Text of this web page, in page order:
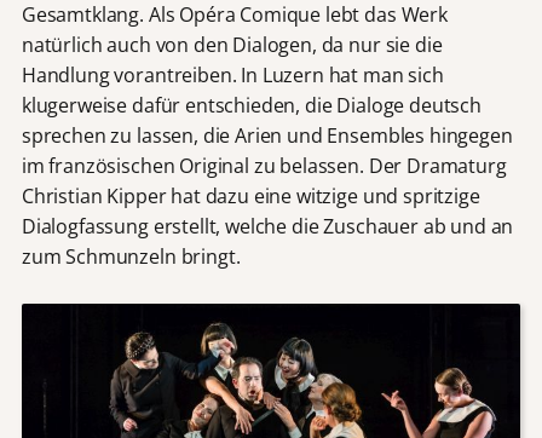
Gesamtklang. Als Opéra Comique lebt das Werk
natürlich auch von den Dialogen, da nur sie die
Handlung vorantreiben. In Luzern hat man sich
klugerweise dafür entschieden, die Dialoge deutsch
sprechen zu lassen, die Arien und Ensembles hingegen
im französischen Original zu belassen. Der Dramaturg
Christian Kipper hat dazu eine witzige und spritzige
Dialogfassung erstellt, welche die Zuschauer ab und an
zum Schmunzeln bringt.